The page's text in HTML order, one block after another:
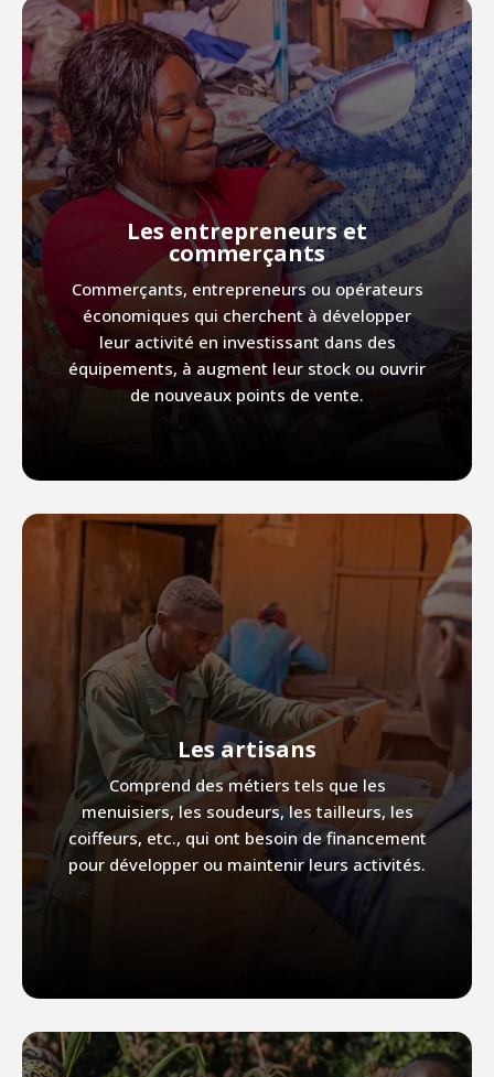
Les entrepreneurs et
commerçants
Commerçants, entrepreneurs ou opérateurs
économiques qui cherchent à développer
leur activité en investissant dans des
équipements, à augment leur stock ou ouvrir
de nouveaux points de vente.
Les artisans
Comprend des métiers tels que les
menuisiers, les soudeurs, les tailleurs, les
coiffeurs, etc., qui ont besoin de financement
pour développer ou maintenir leurs activités.